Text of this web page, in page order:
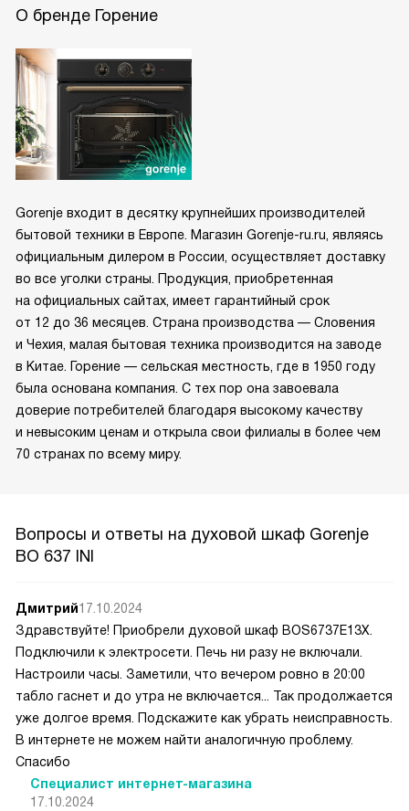
О бренде Горение
Gorenje входит в десятку крупнейших производителей
бытовой техники в Европе. Магазин Gorenje-ru.ru, являясь
официальным дилером в России, осуществляет доставку
во все уголки страны. Продукция, приобретенная
на официальных сайтах, имеет гарантийный срок
от 12 до 36 месяцев. Страна производства — Словения
и Чехия, малая бытовая техника производится на заводе
в Китае. Горение — сельская местность, где в 1950 году
была основана компания. С тех пор она завоевала
доверие потребителей благодаря высокому качеству
и невысоким ценам и открыла свои филиалы в более чем
70 странах по всему миру.
Вопросы и ответы на духовой шкаф Gorenje
BO 637 INI
Дмитрий17.10.2024
Здравствуйте! Приобрели духовой шкаф BOS6737E13X.
Подключили к электросети. Печь ни разу не включали.
Настроили часы. Заметили, что вечером ровно в 20:00
табло гаснет и до утра не включается... Так продолжается
уже долгое время. Подскажите как убрать неисправность.
В интернете не можем найти аналогичную проблему.
Спасибо
Специалист интернет-магазина
17.10.2024